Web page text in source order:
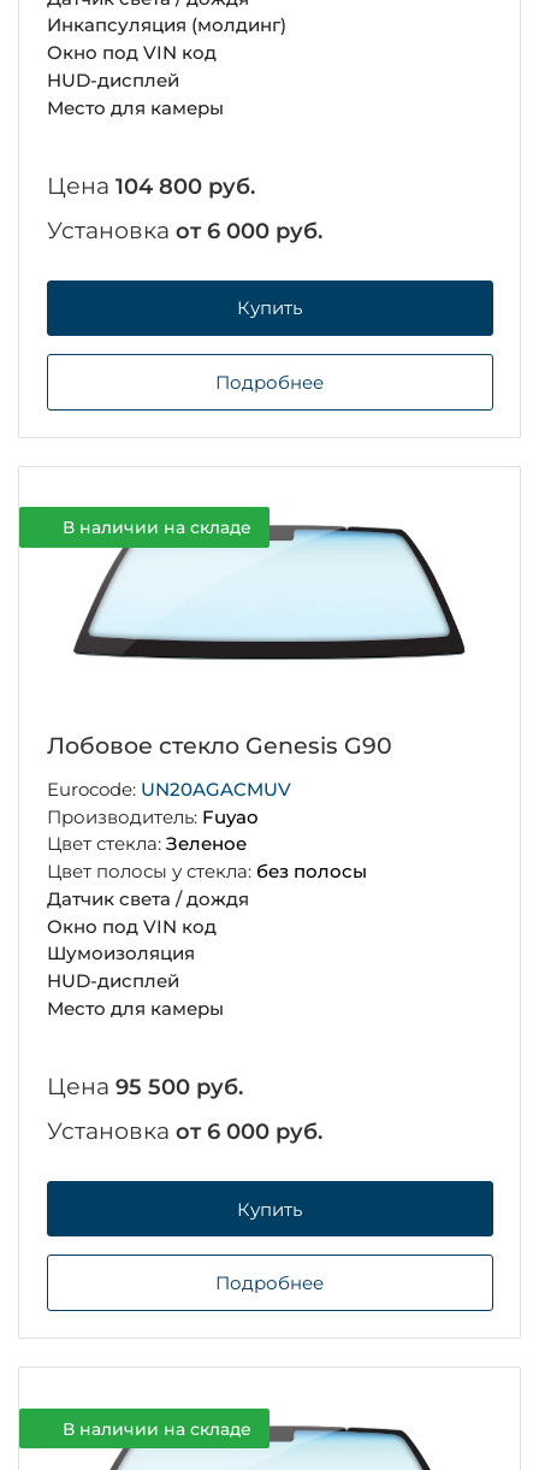
Инкапсуляция (молдинг)
Окно под VIN код
HUD-дисплей
Место для камеры
Цена 104 800 руб.
Установка от 6 000 руб.
Купить
Подробнее
В наличии на складе
Лобовое стекло Genesis G90
Eurocode: UN20AGACMUV
Производитель: Fuyao
Цвет стекла: Зеленое
Цвет полосы у стекла: без полосы
Датчик света / дождя
Окно под VIN код
Шумоизоляция
HUD-дисплей
Место для камеры
Цена 95 500 руб.
Установка от 6 000 руб.
Купить
Подробнее
В наличии на складе